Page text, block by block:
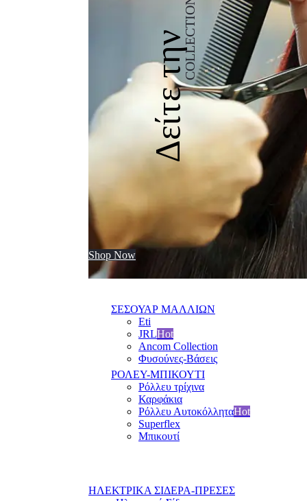
Δείτε τηνCOLLECTION
Shop Now
ΣΕΣΟΥΑΡ ΜΑΛΛΙΩΝ
Eti
JRLHot
Ancom Collection
Φυσούνες-Βάσεις
ΡΟΛΕΥ-ΜΠΙΚΟΥΤΙ
Ρόλλευ τρίχινα
Καρφάκια
Ρόλλευ ΑυτοκόλληταHot
Superflex
Μπικουτί
ΗΛΕΚΤΡΙΚΑ ΣΙΔΕΡΑ-ΠΡΕΣΕΣ